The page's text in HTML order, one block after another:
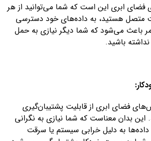
فضای ابری این است که شما می‌توانید از هر
متصل هستید، به داده‌های خود دسترسی
باعث می‌شود که شما دیگر نیازی به حمل
باشید.
فضای ابری از قابلیت پشتیبان‌گیری
این بدان معناست که شما نیازی به نگرانی
به دلیل خرابی سیستم یا سرقت